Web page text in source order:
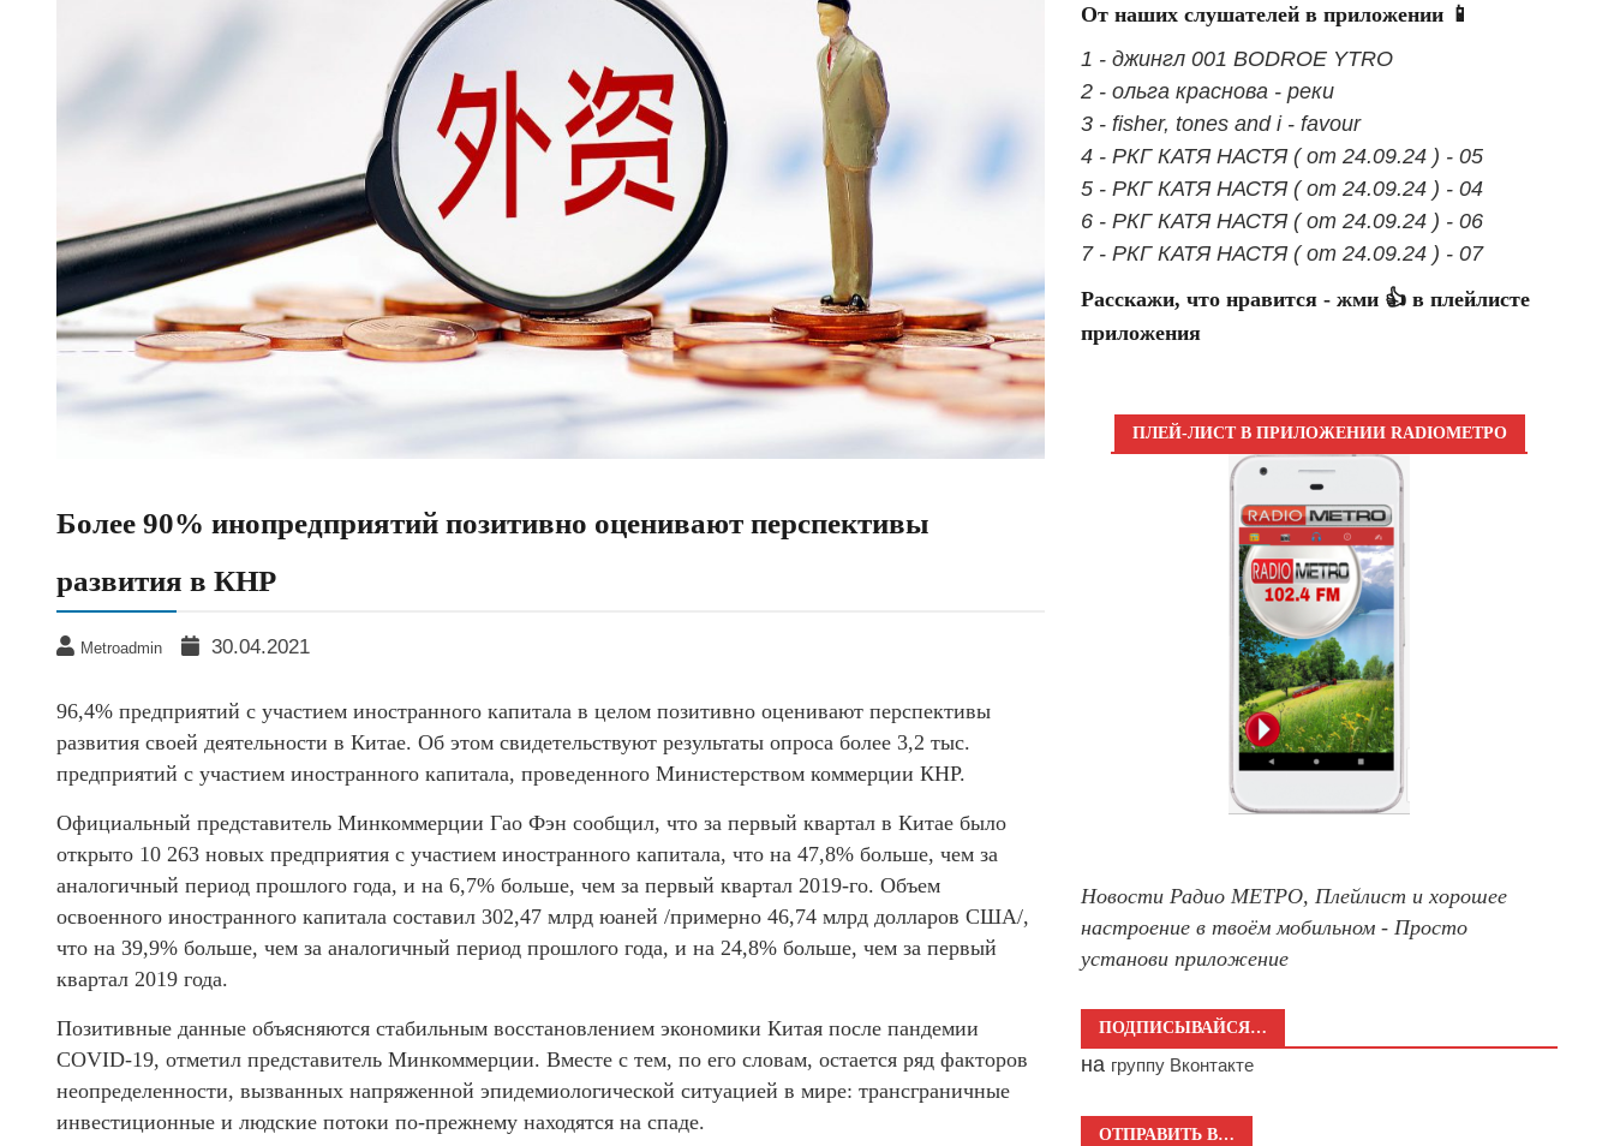
Более 90% инопредприятий позитивно оценивают перспективы
развития в КНР
Metroadmin 30.04.2021
96,4% предприятий с участием иностранного капитала в целом позитивно оценивают перспективы
развития своей деятельности в Китае. Об этом свидетельствуют результаты опроса более 3,2 тыс.
предприятий с участием иностранного капитала, проведенного Министерством коммерции КНР.
Официальный представитель Минкоммерции Гао Фэн сообщил, что за первый квартал в Китае было
открыто 10 263 новых предприятия с участием иностранного капитала, что на 47,8% больше, чем за
аналогичный период прошлого года, и на 6,7% больше, чем за первый квартал 2019-го. Объем
освоенного иностранного капитала составил 302,47 млрд юаней /примерно 46,74 млрд долларов США/,
что на 39,9% больше, чем за аналогичный период прошлого года, и на 24,8% больше, чем за первый
квартал 2019 года.
Позитивные данные объясняются стабильным восстановлением экономики Китая после пандемии
COVID-19, отметил представитель Минкоммерции. Вместе с тем, по его словам, остается ряд факторов
неопределенности, вызванных напряженной эпидемиологической ситуацией в мире: трансграничные
инвестиционные и людские потоки по-прежнему находятся на спаде.
От наших слушателей в приложении 📱
1 - джингл 001 BODROE YTRO
2 - ольга краснова - реки
3 - fisher, tones and i - favour
4 - РКГ КАТЯ НАСТЯ ( от 24.09.24 ) - 05
5 - РКГ КАТЯ НАСТЯ ( от 24.09.24 ) - 04
6 - РКГ КАТЯ НАСТЯ ( от 24.09.24 ) - 06
7 - РКГ КАТЯ НАСТЯ ( от 24.09.24 ) - 07
Расскажи, что нравится - жми 👍 в плейлисте
приложения
ПЛЕЙ-ЛИСТ В ПРИЛОЖЕНИИ RADIOМЕТРО
Новости Радио МЕТРО, Плейлист и хорошее
настроение в твоём мобильном - Просто
установи приложение
ПОДПИСЫВАЙСЯ…
на группу Вконтакте
ОТПРАВИТЬ В…